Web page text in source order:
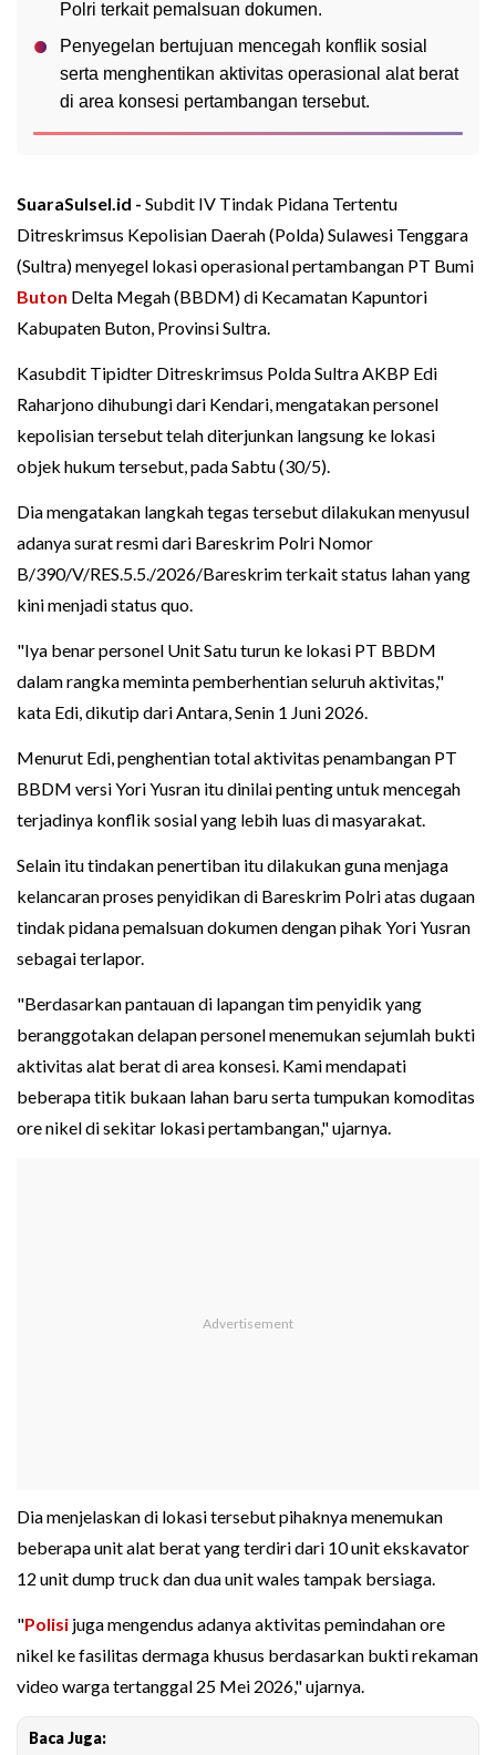
Polri terkait pemalsuan dokumen.
Penyegelan bertujuan mencegah konflik sosial
serta menghentikan aktivitas operasional alat berat
di area konsesi pertambangan tersebut.
SuaraSulsel.id - Subdit IV Tindak Pidana Tertentu
Ditreskrimsus Kepolisian Daerah (Polda) Sulawesi Tenggara
(Sultra) menyegel lokasi operasional pertambangan PT Bumi
Buton Delta Megah (BBDM) di Kecamatan Kapuntori
Kabupaten Buton, Provinsi Sultra.
Kasubdit Tipidter Ditreskrimsus Polda Sultra AKBP Edi
Raharjono dihubungi dari Kendari, mengatakan personel
kepolisian tersebut telah diterjunkan langsung ke lokasi
objek hukum tersebut, pada Sabtu (30/5).
Dia mengatakan langkah tegas tersebut dilakukan menyusul
adanya surat resmi dari Bareskrim Polri Nomor
B/390/V/RES.5.5./2026/Bareskrim terkait status lahan yang
kini menjadi status quo.
"Iya benar personel Unit Satu turun ke lokasi PT BBDM
dalam rangka meminta pemberhentian seluruh aktivitas,"
kata Edi, dikutip dari Antara, Senin 1 Juni 2026.
Menurut Edi, penghentian total aktivitas penambangan PT
BBDM versi Yori Yusran itu dinilai penting untuk mencegah
terjadinya konflik sosial yang lebih luas di masyarakat.
Selain itu tindakan penertiban itu dilakukan guna menjaga
kelancaran proses penyidikan di Bareskrim Polri atas dugaan
tindak pidana pemalsuan dokumen dengan pihak Yori Yusran
sebagai terlapor.
"Berdasarkan pantauan di lapangan tim penyidik yang
beranggotakan delapan personel menemukan sejumlah bukti
aktivitas alat berat di area konsesi. Kami mendapati
beberapa titik bukaan lahan baru serta tumpukan komoditas
ore nikel di sekitar lokasi pertambangan," ujarnya.
Dia menjelaskan di lokasi tersebut pihaknya menemukan
beberapa unit alat berat yang terdiri dari 10 unit ekskavator
12 unit dump truck dan dua unit wales tampak bersiaga.
"Polisi juga mengendus adanya aktivitas pemindahan ore
nikel ke fasilitas dermaga khusus berdasarkan bukti rekaman
video warga tertanggal 25 Mei 2026," ujarnya.
Baca Juga: